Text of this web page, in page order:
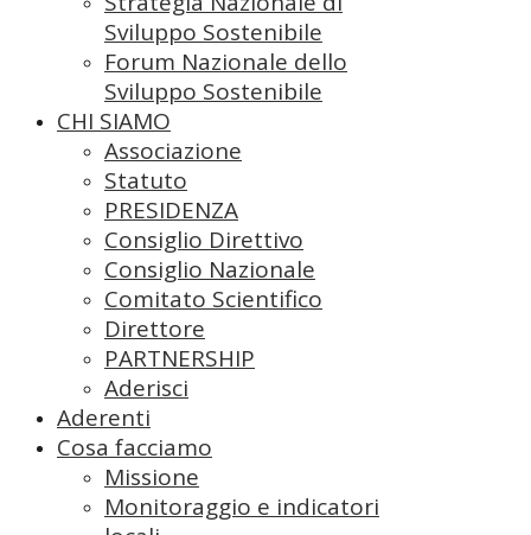
Sviluppo Sostenibile
Forum Nazionale dello
Sviluppo Sostenibile
CHI SIAMO
Associazione
Statuto
PRESIDENZA
Consiglio Direttivo
Consiglio Nazionale
Comitato Scientifico
Direttore
PARTNERSHIP
Aderisci
Aderenti
Cosa facciamo
Missione
Monitoraggio e indicatori